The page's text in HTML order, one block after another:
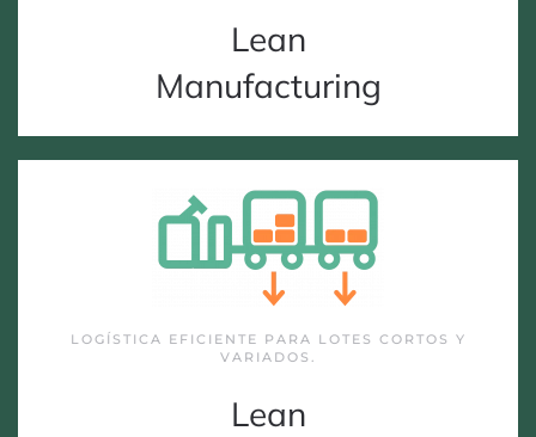
Lean
Manufacturing
LOGÍSTICA EFICIENTE PARA LOTES CORTOS Y
VARIADOS.
Lean